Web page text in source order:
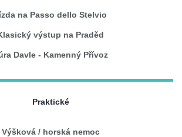
na Passo dello Stelvio
výstup na Praděd
Davle - Kamenný Přívoz
Praktické
Výšková / horská nemoc